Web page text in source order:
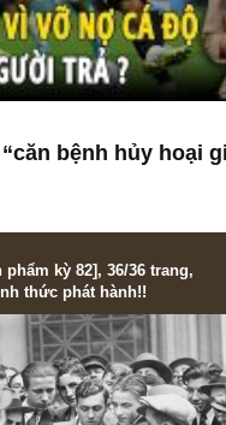
[Ấn phẩm kỳ 82], 36/36 trang,
chính thức phát hành!!